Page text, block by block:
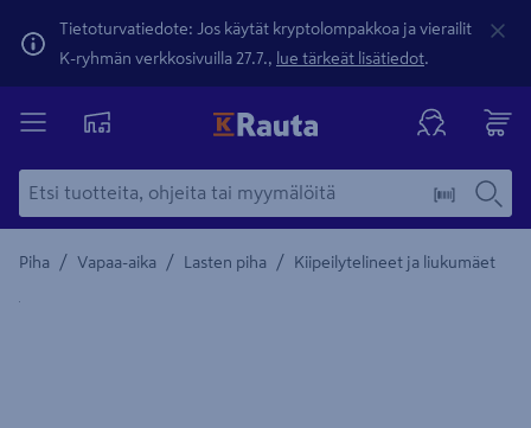
Tietoturvatiedote: Jos käytät kryptolompakkoa ja vierailit
K-ryhmän verkkosivuilla 27.7., lue tärkeät lisätiedot.
Piha / Vapaa-aika / Lasten piha / Kiipeilytelineet ja liukumäet
Yksityiskohtainen kuvaus löytyy Tuotteen kuvaus -